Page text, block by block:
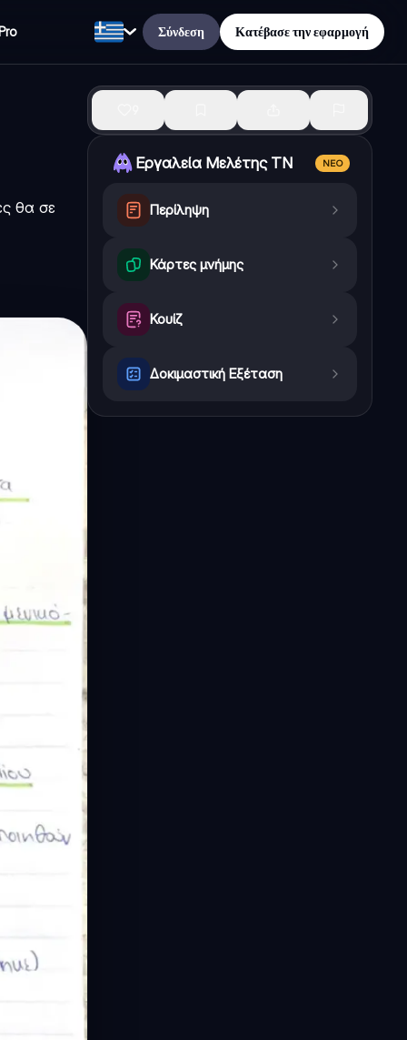
Σύνδεση Κατέβασε την εφαρμογή
θα σε
Εργαλεία Μελέτης ΤΝ ΝΈΟ
Περίληψη
Κάρτες μνήμης
Κουίζ
Δοκιμαστική Εξέταση